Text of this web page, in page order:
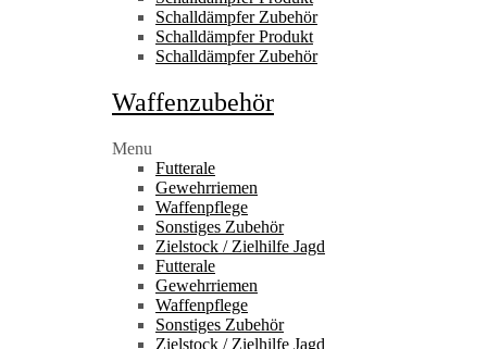
Schalldämpfer Zubehör
Schalldämpfer Produkt
Schalldämpfer Zubehör
Waffenzubehör
Menu
Futterale
Gewehrriemen
Waffenpflege
Sonstiges Zubehör
Zielstock / Zielhilfe Jagd
Futterale
Gewehrriemen
Waffenpflege
Sonstiges Zubehör
Zielstock / Zielhilfe Jagd